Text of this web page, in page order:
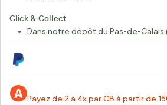
Click & Collect
Dans notre dépôt du Pas-de-Calais
Payez de 2 à 4x par CB à partir de